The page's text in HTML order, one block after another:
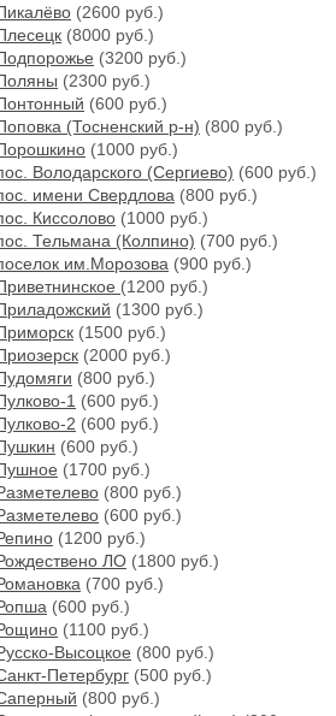
(2600 руб.)
(8000 руб.)
(3200 руб.)
(2300 руб.)
(600 руб.)
(Тосненский р-н) (800 руб.)
(1000 руб.)
Володарского (Сергиево) (600 руб.)
имени Свердлова (800 руб.)
Киссолово (1000 руб.)
Тельмана (Колпино) (700 руб.)
им.Морозова (900 руб.)
(1200 руб.)
(1300 руб.)
(1500 руб.)
(2000 руб.)
(800 руб.)
1 (600 руб.)
2 (600 руб.)
(600 руб.)
(1700 руб.)
(800 руб.)
(600 руб.)
(1200 руб.)
ЛО (1800 руб.)
(700 руб.)
(600 руб.)
(1100 руб.)
Высоцкое (800 руб.)
Петербург (500 руб.)
(800 руб.)